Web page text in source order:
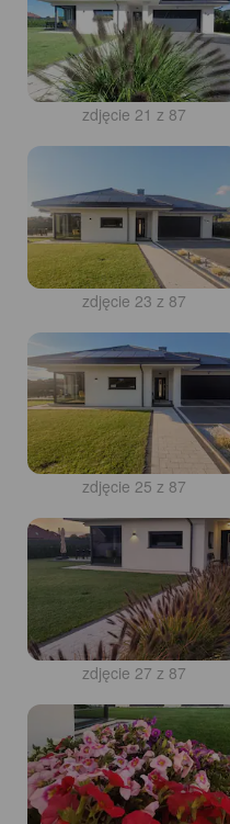
zdjęcie 21 z 87
zdjęcie 23 z 87
zdjęcie 25 z 87
zdjęcie 27 z 87